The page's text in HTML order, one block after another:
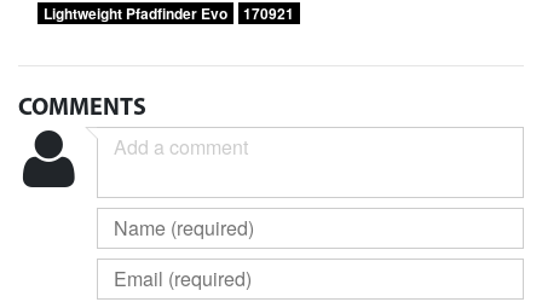
Lightweight Pfadfinder Evo
170921
COMMENTS